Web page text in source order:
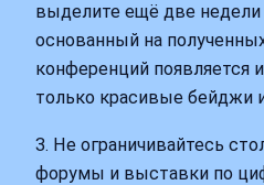
выделите ещё две недели
основанный на
конференций появляется
только красивые бейджи
3. Не ограничивайтесь
форумы и выставки по